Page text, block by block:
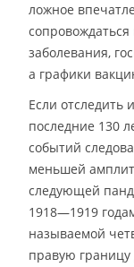
ложное
заболевания,
а графики
Если
последние 130
событий
меньшей
следующей
1918—1919
называемой
правую